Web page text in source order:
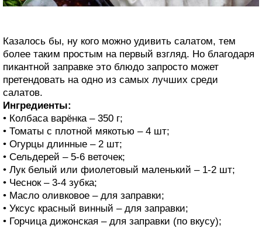
Казалось бы, ну кого можно удивить салатом, тем
более таким простым на первый взгляд. Но благодаря
пикантной заправке это блюдо запросто может
претендовать на одно из самых лучших среди
салатов.
Ингредиенты:
• Колбаса варёнка – 350 г;
• Томаты с плотной мякотью – 4 шт;
• Огурцы длинные – 2 шт;
• Сельдерей – 5-6 веточек;
• Лук белый или фиолетовый маленький – 1-2 шт;
• Чеснок – 3-4 зубка;
• Масло оливковое – для заправки;
• Уксус красный винный – для заправки;
• Горчица дижонская – для заправки (по вкусу);